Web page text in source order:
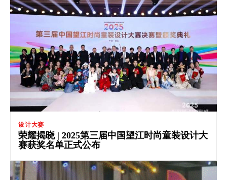
设计大赛
荣耀揭晓 | 2025第三届中国望江时尚童装设计大
赛获奖名单正式公布